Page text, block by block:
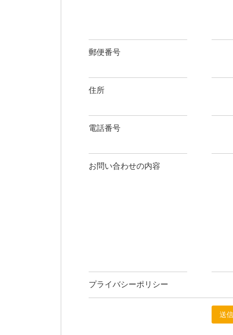
郵便番号
住所
電話番号
お問い合わせの内容
プライバシーポリシー